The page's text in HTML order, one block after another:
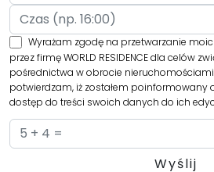
Wyrażam zgodę na przetwarzanie
przez firmę WORLD RESIDENCE dla celów
pośrednictwa w obrocie
potwierdzam, iż zostałem poinformowany
dostęp do treści swoich danych do ich